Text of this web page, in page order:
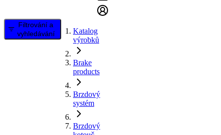
Filtrování a
vyhledávání
Katalog
výrobků
Brake
products
Brzdový
systém
Brzdový